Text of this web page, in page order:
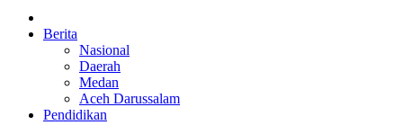
Berita
Nasional
Daerah
Medan
Aceh Darussalam
Pendidikan